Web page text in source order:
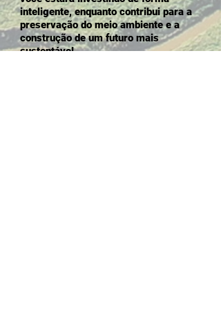
inteligente, enquanto contribui para a
preservação do meio ambiente e a
construção de um futuro mais
sustentável